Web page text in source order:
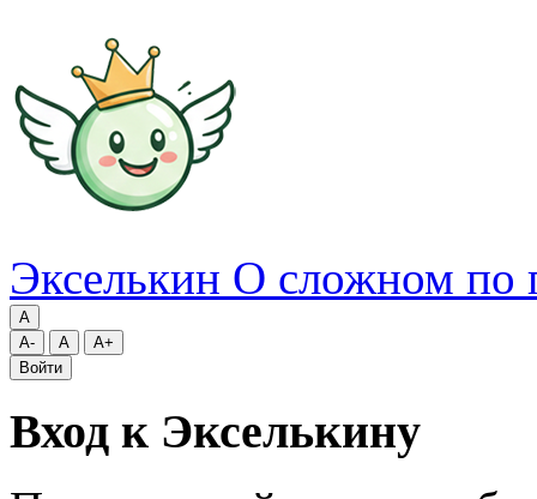
Экселькин О сложном по
A
A-
A
A+
Войти
Вход к Экселькину